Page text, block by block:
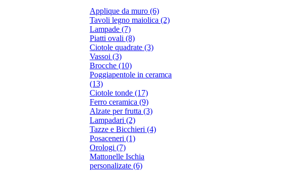
Applique da muro (6)
Tavoli legno maiolica (2)
Lampade (7)
Piatti ovali (8)
Ciotole quadrate (3)
Vassoi (3)
Brocche (10)
Poggiapentole in ceramca
(13)
Ciotole tonde (17)
Ferro ceramica (9)
Alzate per frutta (3)
Lampadari (2)
Tazze e Bicchieri (4)
Posaceneri (1)
Orologi (7)
Mattonelle Ischia
personalizate (6)